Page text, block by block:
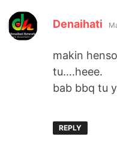
Denaihati
makin
tu….heee.
bab bbq tu
REPLY